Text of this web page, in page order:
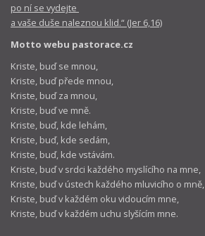
po ní se vydejte
a vaše duše naleznou klid.“ (Jer 6,16)
Motto webu pastorace.cz
Kriste, buď se mnou,
Kriste, buď přede mnou,
Kriste, buď za mnou,
Kriste, buď ve mně.
Kriste, buď, kde lehám,
Kriste, buď, kde sedám,
Kriste, buď, kde vstávám.
Kriste, buď v srdci každého myslícího na mne,
Kriste, buď v ústech každého mluvicího o mně,
Kriste, buď v každém oku vidoucím mne,
Kriste, buď v každém uchu slyšícím mne.